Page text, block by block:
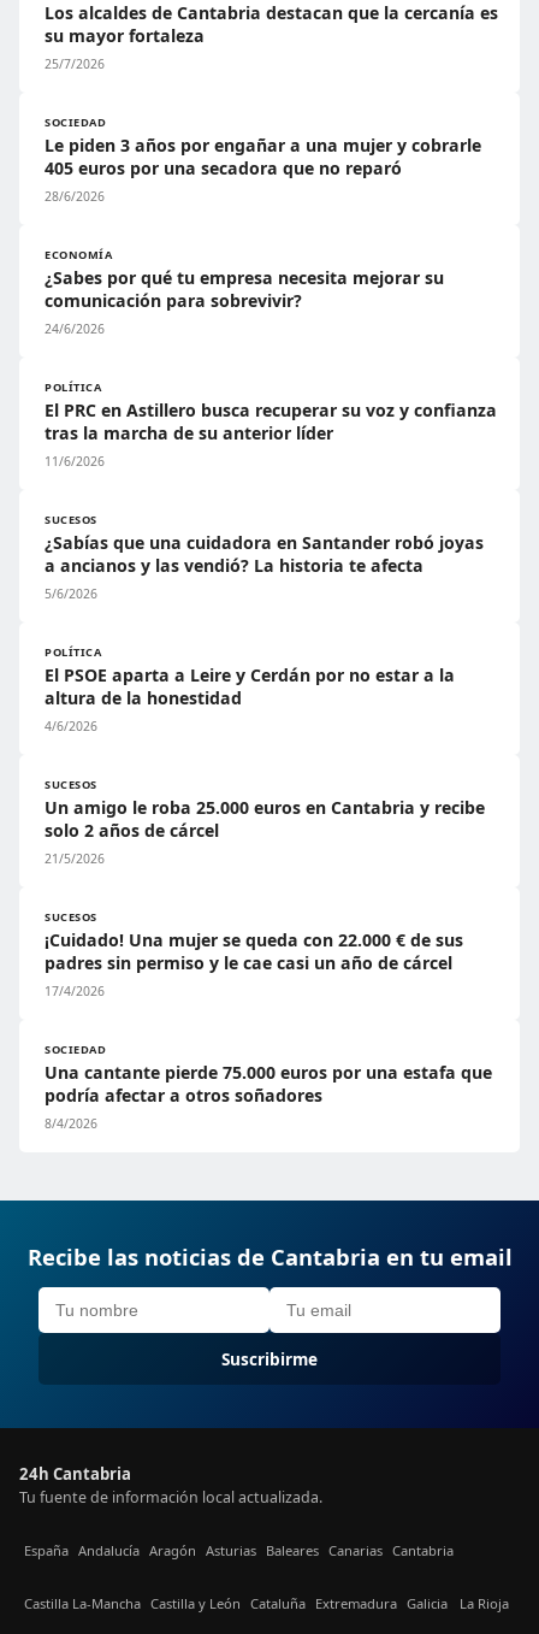
Los alcaldes de Cantabria destacan que la cercanía es
su mayor fortaleza
25/7/2026
SOCIEDAD
Le piden 3 años por engañar a una mujer y cobrarle
405 euros por una secadora que no reparó
28/6/2026
ECONOMÍA
¿Sabes por qué tu empresa necesita mejorar su
comunicación para sobrevivir?
24/6/2026
POLÍTICA
El PRC en Astillero busca recuperar su voz y confianza
tras la marcha de su anterior líder
11/6/2026
SUCESOS
¿Sabías que una cuidadora en Santander robó joyas
a ancianos y las vendió? La historia te afecta
5/6/2026
POLÍTICA
El PSOE aparta a Leire y Cerdán por no estar a la
altura de la honestidad
4/6/2026
SUCESOS
Un amigo le roba 25.000 euros en Cantabria y recibe
solo 2 años de cárcel
21/5/2026
SUCESOS
¡Cuidado! Una mujer se queda con 22.000 € de sus
padres sin permiso y le cae casi un año de cárcel
17/4/2026
SOCIEDAD
Una cantante pierde 75.000 euros por una estafa que
podría afectar a otros soñadores
8/4/2026
Recibe las noticias de Cantabria en tu email
Suscribirme
24h Cantabria
Tu fuente de información local actualizada.
España Andalucía Aragón Asturias Baleares Canarias Cantabria
Castilla La-Mancha Castilla y León Cataluña Extremadura Galicia La Rioja